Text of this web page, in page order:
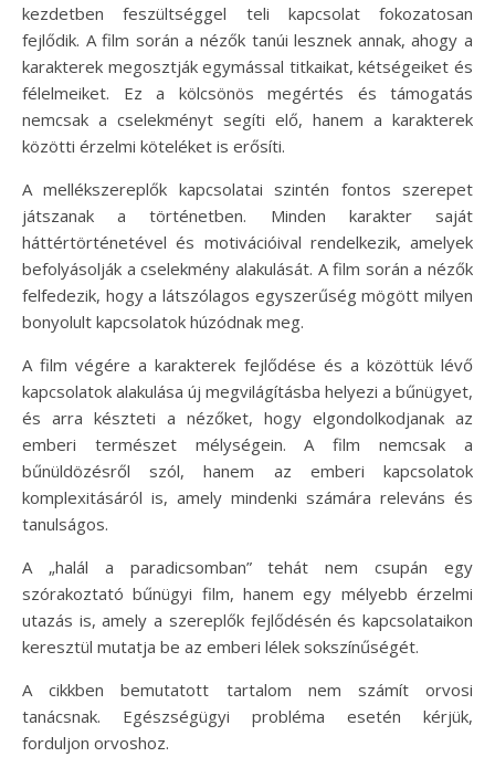
kezdetben feszültséggel teli kapcsolat fokozatosan
fejlődik. A film során a nézők tanúi lesznek annak, ahogy a
karakterek megosztják egymással titkaikat, kétségeiket és
félelmeiket. Ez a kölcsönös megértés és támogatás
nemcsak a cselekményt segíti elő, hanem a karakterek
közötti érzelmi köteléket is erősíti.
A mellékszereplők kapcsolatai szintén fontos szerepet
játszanak a történetben. Minden karakter saját
háttértörténetével és motivációival rendelkezik, amelyek
befolyásolják a cselekmény alakulását. A film során a nézők
felfedezik, hogy a látszólagos egyszerűség mögött milyen
bonyolult kapcsolatok húzódnak meg.
A film végére a karakterek fejlődése és a közöttük lévő
kapcsolatok alakulása új megvilágításba helyezi a bűnügyet,
és arra készteti a nézőket, hogy elgondolkodjanak az
emberi természet mélységein. A film nemcsak a
bűnüldözésről szól, hanem az emberi kapcsolatok
komplexitásáról is, amely mindenki számára releváns és
tanulságos.
A „halál a paradicsomban” tehát nem csupán egy
szórakoztató bűnügyi film, hanem egy mélyebb érzelmi
utazás is, amely a szereplők fejlődésén és kapcsolataikon
keresztül mutatja be az emberi lélek sokszínűségét.
A cikkben bemutatott tartalom nem számít orvosi
tanácsnak. Egészségügyi probléma esetén kérjük,
forduljon orvoshoz.